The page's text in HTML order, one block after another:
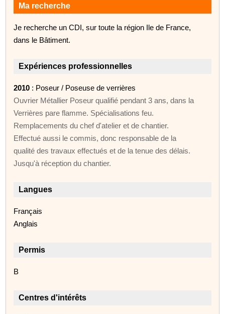
Ma recherche
Je recherche un CDI, sur toute la région Ile de France,
dans le Bâtiment.
Expériences professionnelles
2010 : Poseur / Poseuse de verrières
Ouvrier Métallier Poseur qualifié pendant 3 ans, dans la
Verrières pare flamme. Spécialisations feu.
Remplacements du chef d'atelier et de chantier.
Effectué aussi le commis, donc responsable de la
qualité des travaux effectués et de la tenue des délais.
Jusqu'à réception du chantier.
Langues
Français
Anglais
Permis
B
Centres d'intérêts